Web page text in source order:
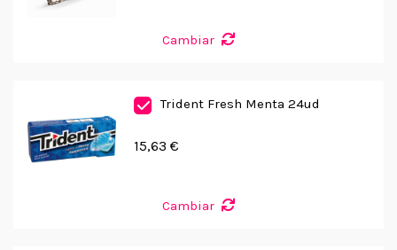
Cambiar
Trident Fresh Menta 24ud
15,63 €
Cambiar